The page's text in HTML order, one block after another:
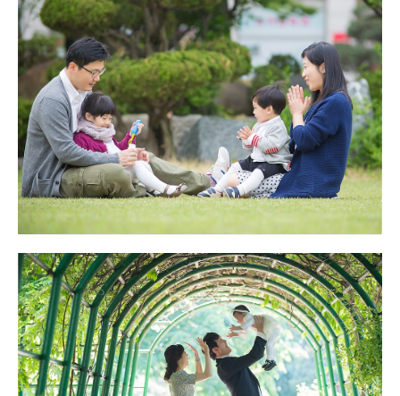
가정집 돌잔치 야외 스냅촬영 대구돌스냅
돌야외촬영 대구돌스냅